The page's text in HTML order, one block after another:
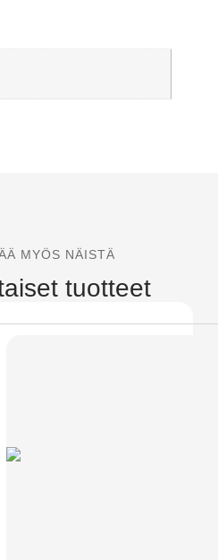
MYÖS NÄISTÄ
tuotteet